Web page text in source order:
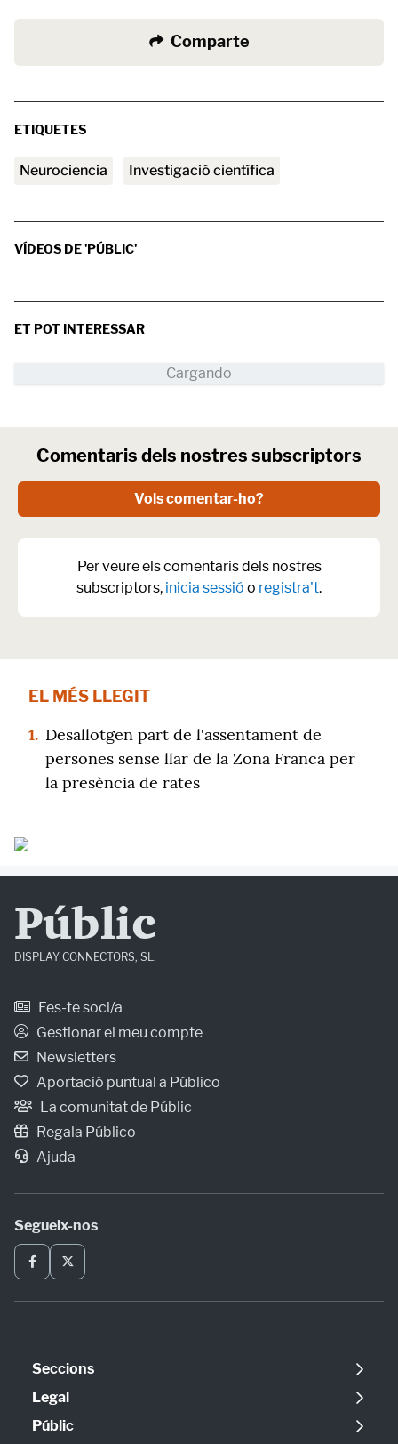
Comparte
ETIQUETES
neurociencia investigació científica
VÍDEOS DE 'PÚBLIC'
ET POT INTERESSAR
Comentaris dels nostres subscriptors
Vols comentar-ho?
Per veure els comentaris dels nostres
subscriptors, inicia sessió o registra't.
EL MÉS LLEGIT
1. Desallotgen part de l'assentament de
persones sense llar de la Zona Franca per
la presència de rates
Públic
DISPLAY CONNECTORS, SL.
Fes-te soci/a
Gestionar el meu compte
Newsletters
Aportació puntual a Público
La comunitat de Públic
Regala Público
Ajuda
Segueix-nos
Seccions
Política
Opinió
Legal
Avís legal
Públic